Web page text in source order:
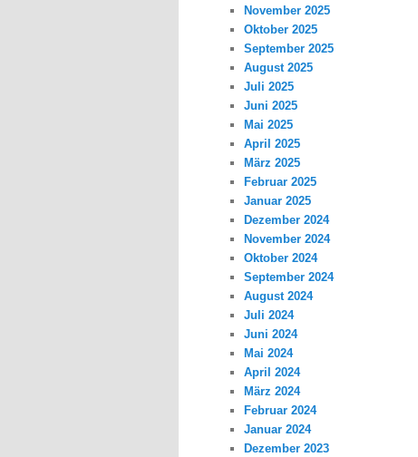
November 2025
Oktober 2025
September 2025
August 2025
Juli 2025
Juni 2025
Mai 2025
April 2025
März 2025
Februar 2025
Januar 2025
Dezember 2024
November 2024
Oktober 2024
September 2024
August 2024
Juli 2024
Juni 2024
Mai 2024
April 2024
März 2024
Februar 2024
Januar 2024
Dezember 2023